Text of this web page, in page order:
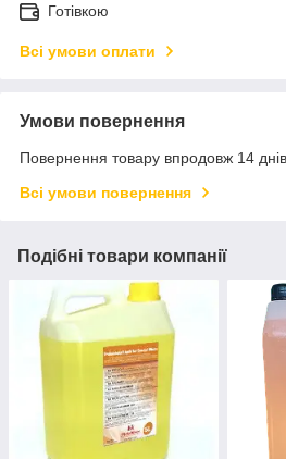
Готівкою
Всі умови оплати
Умови повернення
Повернення товару впродовж 14
Всі умови повернення
Подібні товари компанії